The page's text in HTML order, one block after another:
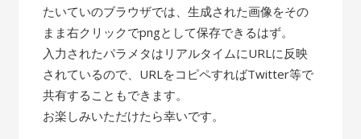
たいていのブラウザでは、生成された画像をその
まま右クリックでpngとして保存できるはず。
入力されたパラメタはリアルタイムにURLに反映
されているので、URLをコピペすればTwitter等で
共有することもできます。
お楽しみいただけたら幸いです。